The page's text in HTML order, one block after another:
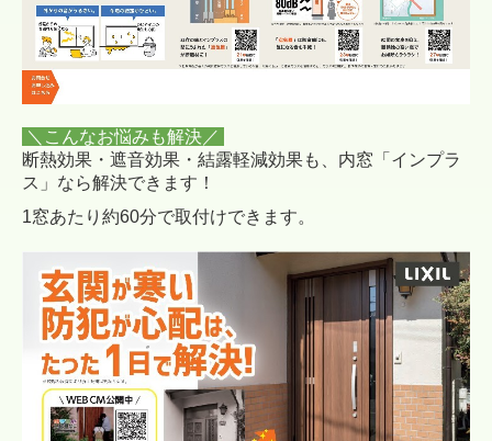
＼こんなお悩みも解決／
断熱効果・遮音効果・結露軽減効果も、内窓「インプラ
ス」なら解決できます！
1窓あたり約60分で取付けできます。